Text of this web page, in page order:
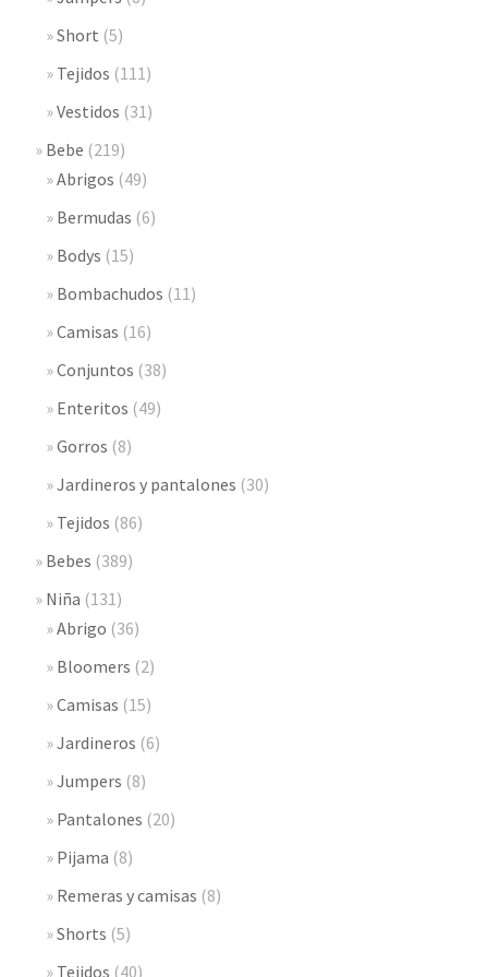
Short (5)
Tejidos (111)
Vestidos (31)
Bebe (219)
Abrigos (49)
Bermudas (6)
Bodys (15)
Bombachudos (11)
Camisas (16)
Conjuntos (38)
Enteritos (49)
Gorros (8)
Jardineros y pantalones (30)
Tejidos (86)
Bebes (389)
Niña (131)
Abrigo (36)
Bloomers (2)
Camisas (15)
Jardineros (6)
Jumpers (8)
Pantalones (20)
Pijama (8)
Remeras y camisas (8)
Shorts (5)
Tejidos (40)